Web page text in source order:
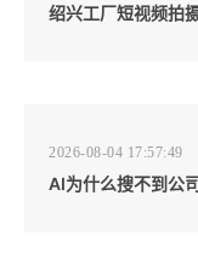
绍兴工厂短视频拍
2026-08-04 17:57:49
AI为什么搜不到公